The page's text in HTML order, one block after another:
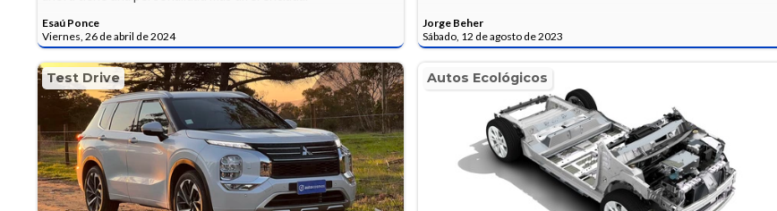
Esaú Ponce
Viernes, 26 de abril de 2024
Jorge Beher
Sábado, 12 de agosto de 2023
Test Drive Autos Ecológicos